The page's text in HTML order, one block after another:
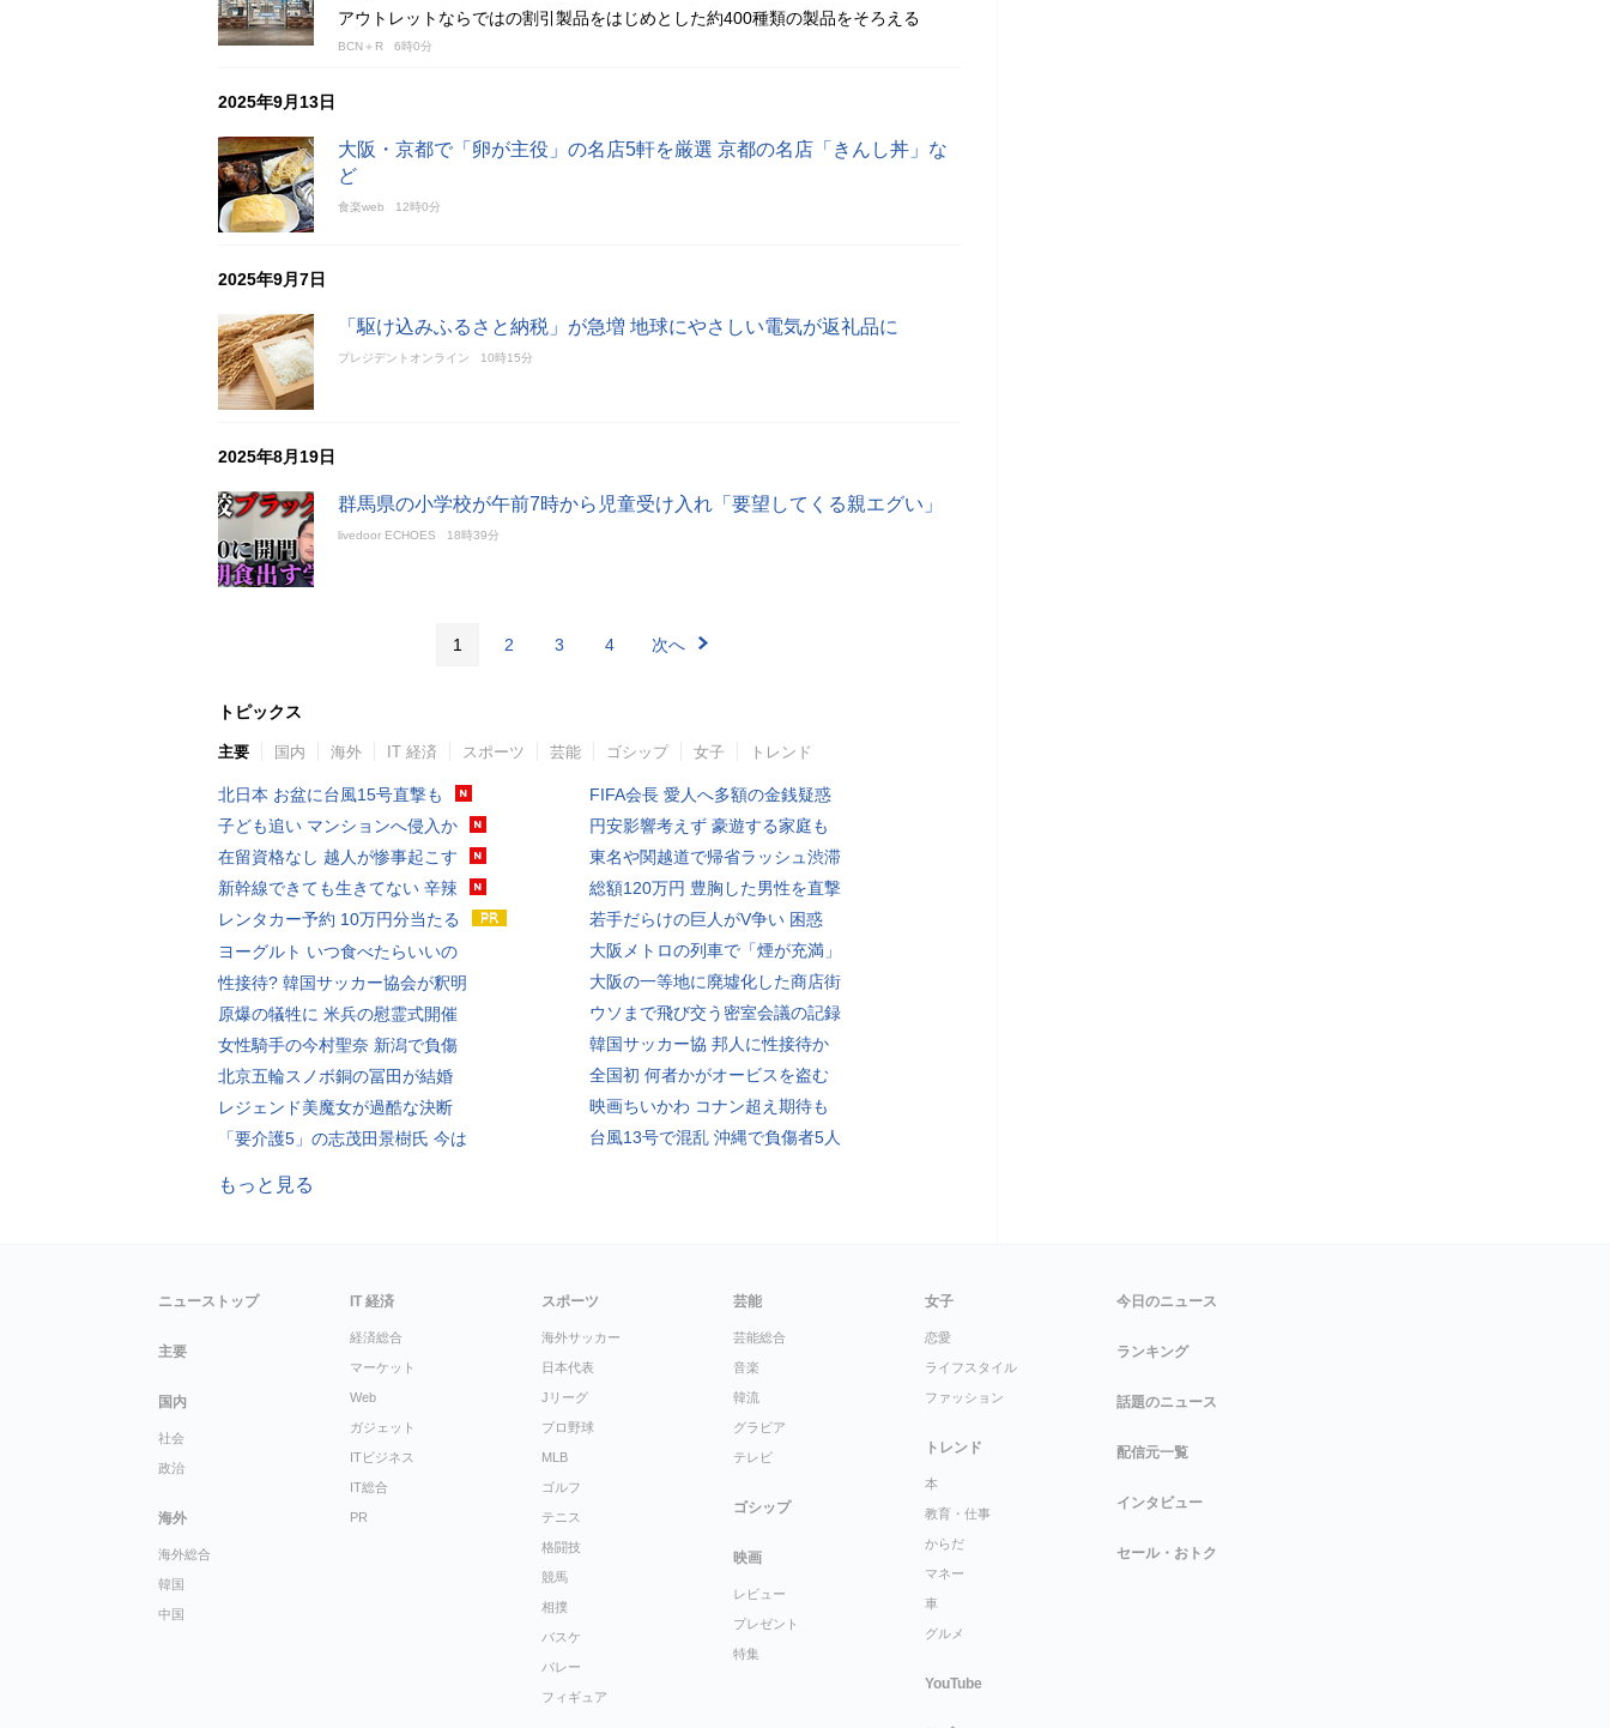
アウトレットならではの割引製品をはじめとした約400種類の製品をそろえる
BCN＋R 6時0分
2025年9月13日
大阪・京都で「卵が主役」の名店5軒を厳選 京都の名店「きんし丼」な
ど
食楽web 12時0分
2025年9月7日
「駆け込みふるさと納税」が急増 地球にやさしい電気が返礼品に
プレジデントオンライン 10時15分
2025年8月19日
群馬県の小学校が午前7時から児童受け入れ「要望してくる親エグい」
livedoor ECHOES 18時39分
1 2 3 4 次へ
トピックス
主要 国内 海外 IT 経済 スポーツ 芸能 ゴシップ 女子 トレンド
北日本 お盆に台風15号直撃も
子ども追い マンションへ侵入か
在留資格なし 越人が惨事起こす
新幹線できても生きてない 辛辣
レンタカー予約 10万円分当たる
ヨーグルト いつ食べたらいいの
性接待? 韓国サッカー協会が釈明
原爆の犠牲に 米兵の慰霊式開催
女性騎手の今村聖奈 新潟で負傷
北京五輪スノボ銅の冨田が結婚
レジェンド美魔女が過酷な決断
「要介護5」の志茂田景樹氏 今は
FIFA会長 愛人へ多額の金銭疑惑
円安影響考えず 豪遊する家庭も
東名や関越道で帰省ラッシュ渋滞
総額120万円 豊胸した男性を直撃
若手だらけの巨人がV争い 困惑
大阪メトロの列車で「煙が充満」
大阪の一等地に廃墟化した商店街
ウソまで飛び交う密室会議の記録
韓国サッカー協 邦人に性接待か
全国初 何者かがオービスを盗む
映画ちいかわ コナン超え期待も
台風13号で混乱 沖縄で負傷者5人
もっと見る
ニューストップ
主要
国内
社会
政治
海外
海外総合
韓国
中国
IT 経済
経済総合
マーケット
Web
ガジェット
ITビジネス
IT総合
PR
スポーツ
海外サッカー
日本代表
Jリーグ
プロ野球
MLB
ゴルフ
テニス
格闘技
競馬
相撲
バスケ
バレー
フィギュア
芸能
芸能総合
音楽
韓流
グラビア
テレビ
ゴシップ
映画
レビュー
プレゼント
特集
女子
恋愛
ライフスタイル
ファッション
トレンド
本
教育・仕事
からだ
マネー
車
グルメ
YouTube
今日のニュース
ランキング
話題のニュース
配信元一覧
インタビュー
セール・おトク